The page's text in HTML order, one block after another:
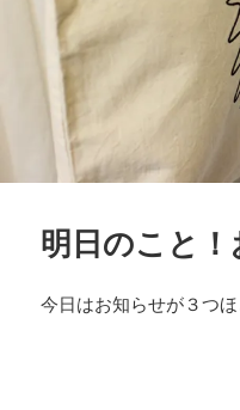
明日のこと！
今日はお知らせが３つほ